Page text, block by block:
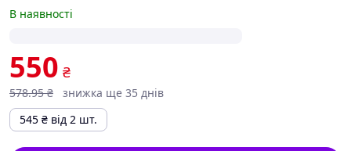
В наявності
550 ₴
578.95 ₴
знижка ще 35 днів
545 ₴ від 2 шт.